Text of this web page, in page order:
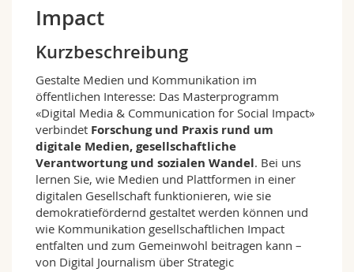
Math.-Nat. und Med. Fak.
Interfakultär
Mitarbeitende
Doktorierende
Webmail
Vorlesungsverzeichnis
MyUnifr
Impact
Kurzbeschreibung
Gestalte Medien und Kommunikation im
öffentlichen Interesse: Das Masterprogramm
«Digital Media & Communication for Social Impact»
verbindet Forschung und Praxis rund um
digitale Medien, gesellschaftliche
Verantwortung und sozialen Wandel. Bei uns
lernen Sie, wie Medien und Plattformen in einer
digitalen Gesellschaft funktionieren, wie sie
demokratiefördernd gestaltet werden können und
wie Kommunikation gesellschaftlichen Impact
entfalten und zum Gemeinwohl beitragen kann –
von Digital Journalism über Strategic